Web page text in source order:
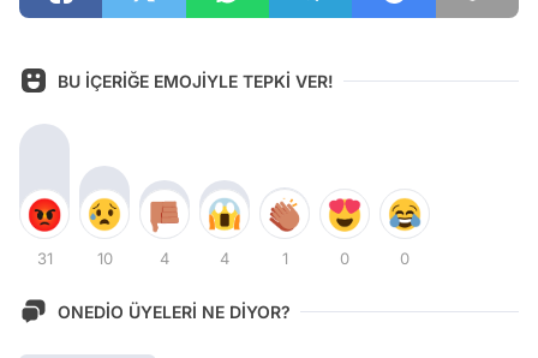
BU İÇERİĞE EMOJİYLE TEPKİ VER!
31 10 4 4 1 0 0
ONEDİO ÜYELERİ NE DİYOR?